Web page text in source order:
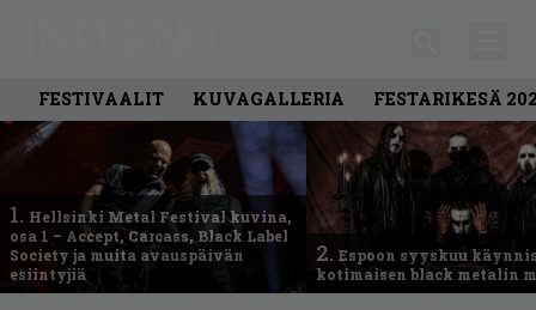
FESTIVAALIT KUVAGALLERIA FESTARIKESÄ
1. Hellsinki Metal Festival kuvina,
osa 1 – Accept, Carcass, Black Label
Society ja muita avauspäivän
esiintyjiä
2. Espoon syyskuu
kotimaisen black metalin